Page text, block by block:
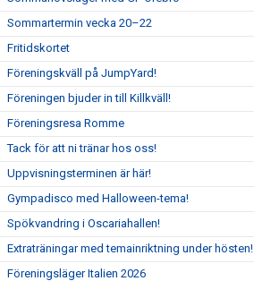
Sommartermin vecka 20–22
Fritidskortet
Föreningskväll på JumpYard!
Föreningen bjuder in till Killkväll!
Föreningsresa Romme
Tack för att ni tränar hos oss!
Uppvisningsterminen är här!
Gympadisco med Halloween-tema!
Spökvandring i Oscariahallen!
Extraträningar med temainriktning under hösten!
Föreningsläger Italien 2026